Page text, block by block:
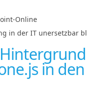
Online
in der IT unersetzbar
in den